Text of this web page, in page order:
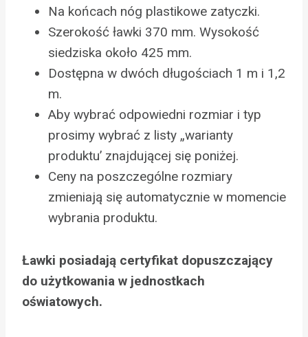
Na końcach nóg plastikowe zatyczki.
Szerokość ławki 370 mm. Wysokość
siedziska około 425 mm.
Dostępna w dwóch długościach 1 m i 1,2
m.
Aby wybrać odpowiedni rozmiar i typ
prosimy wybrać z listy „warianty
produktu’ znajdującej się poniżej.
Ceny na poszczególne rozmiary
zmieniają się automatycznie w momencie
wybrania produktu.
Ławki posiadają certyfikat dopuszczający
do użytkowania w jednostkach
oświatowych.